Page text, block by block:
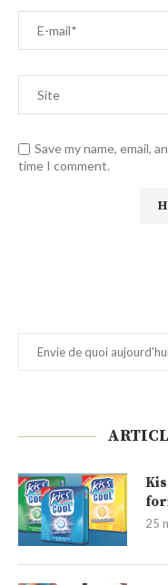
Save my name, email,
time I comment.
25